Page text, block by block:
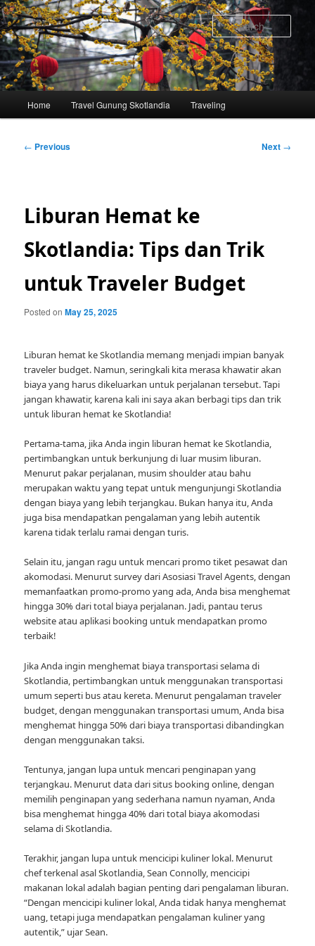
Skip
to
primary
content
Home Travel Gunung Skotlandia Traveling
Post
← Previous Next →
Liburan Hemat ke
Skotlandia: Tips dan Trik
untuk Traveler Budget
Posted onMay 25, 2025
Liburan hemat ke Skotlandia memang menjadi impian banyak
traveler budget. Namun, seringkali kita merasa khawatir akan
biaya yang harus dikeluarkan untuk perjalanan tersebut. Tapi
jangan khawatir, karena kali ini saya akan berbagi tips dan trik
untuk liburan hemat ke Skotlandia!
Pertama-tama, jika Anda ingin liburan hemat ke Skotlandia,
pertimbangkan untuk berkunjung di luar musim liburan.
Menurut pakar perjalanan, musim shoulder atau bahu
merupakan waktu yang tepat untuk mengunjungi Skotlandia
dengan biaya yang lebih terjangkau. Bukan hanya itu, Anda
juga bisa mendapatkan pengalaman yang lebih autentik
karena tidak terlalu ramai dengan turis.
Selain itu, jangan ragu untuk mencari promo tiket pesawat dan
akomodasi. Menurut survey dari Asosiasi Travel Agents, dengan
memanfaatkan promo-promo yang ada, Anda bisa menghemat
hingga 30% dari total biaya perjalanan. Jadi, pantau terus
website atau aplikasi booking untuk mendapatkan promo
terbaik!
Jika Anda ingin menghemat biaya transportasi selama di
Skotlandia, pertimbangkan untuk menggunakan transportasi
umum seperti bus atau kereta. Menurut pengalaman traveler
budget, dengan menggunakan transportasi umum, Anda bisa
menghemat hingga 50% dari biaya transportasi dibandingkan
dengan menggunakan taksi.
Tentunya, jangan lupa untuk mencari penginapan yang
terjangkau. Menurut data dari situs booking online, dengan
memilih penginapan yang sederhana namun nyaman, Anda
bisa menghemat hingga 40% dari total biaya akomodasi
selama di Skotlandia.
Terakhir, jangan lupa untuk mencicipi kuliner lokal. Menurut
chef terkenal asal Skotlandia, Sean Connolly, mencicipi
makanan lokal adalah bagian penting dari pengalaman liburan.
“Dengan mencicipi kuliner lokal, Anda tidak hanya menghemat
uang, tetapi juga mendapatkan pengalaman kuliner yang
autentik,” ujar Sean.